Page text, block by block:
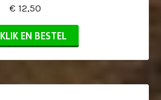
€ 12,50
KLIK EN BESTEL